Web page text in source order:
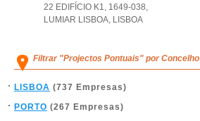
22 EDIFÍCIO K1, 1649-038,
LUMIAR LISBOA, LISBOA
Filtrar "Projectos Pontuais" por Concelho
LISBOA (737 Empresas)
PORTO (267 Empresas)